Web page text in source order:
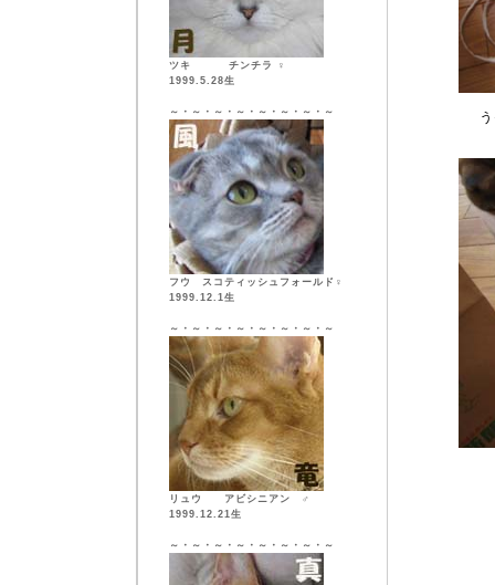
ツキ チンチラ ♀
1999.5.28生
～・～・～・～・～・～・～・～
フウ スコティッシュフォールド♀
1999.12.1生
～・～・～・～・～・～・～・～
リュウ アビシニアン ♂
1999.12.21生
～・～・～・～・～・～・～・～